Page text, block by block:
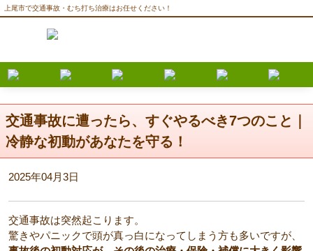
上尾市で交通事故・むち打ち治療はお任せください！
交通事故に遭ったら、すぐやるべき7つのこと｜
冷静な初動があなたを守る！
2025年04月3日
交通事故は突然起こります。
驚きやパニックで頭が真っ白になってしまう方も多いですが、